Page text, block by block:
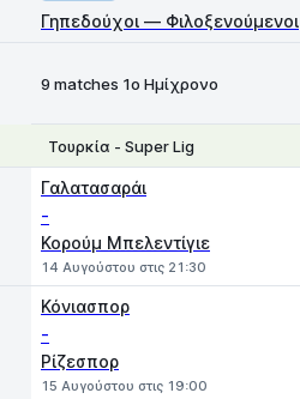
Γηπεδούχοι — Φιλοξενούμενοι
9 matches 1ο Ημίχρονο
Τουρκία - Super Lig
Γαλατασαράι
-
Κορούμ Μπελεντίγιε
14 Αυγούστου στις 21:30
Κόνιασπορ
-
Ρίζεσπορ
15 Αυγούστου στις 19:00